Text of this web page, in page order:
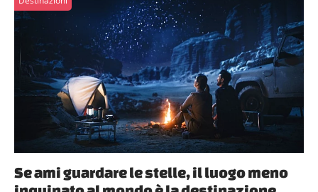
Se ami guardare le stelle, il luogo meno